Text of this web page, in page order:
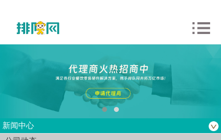
新闻中心